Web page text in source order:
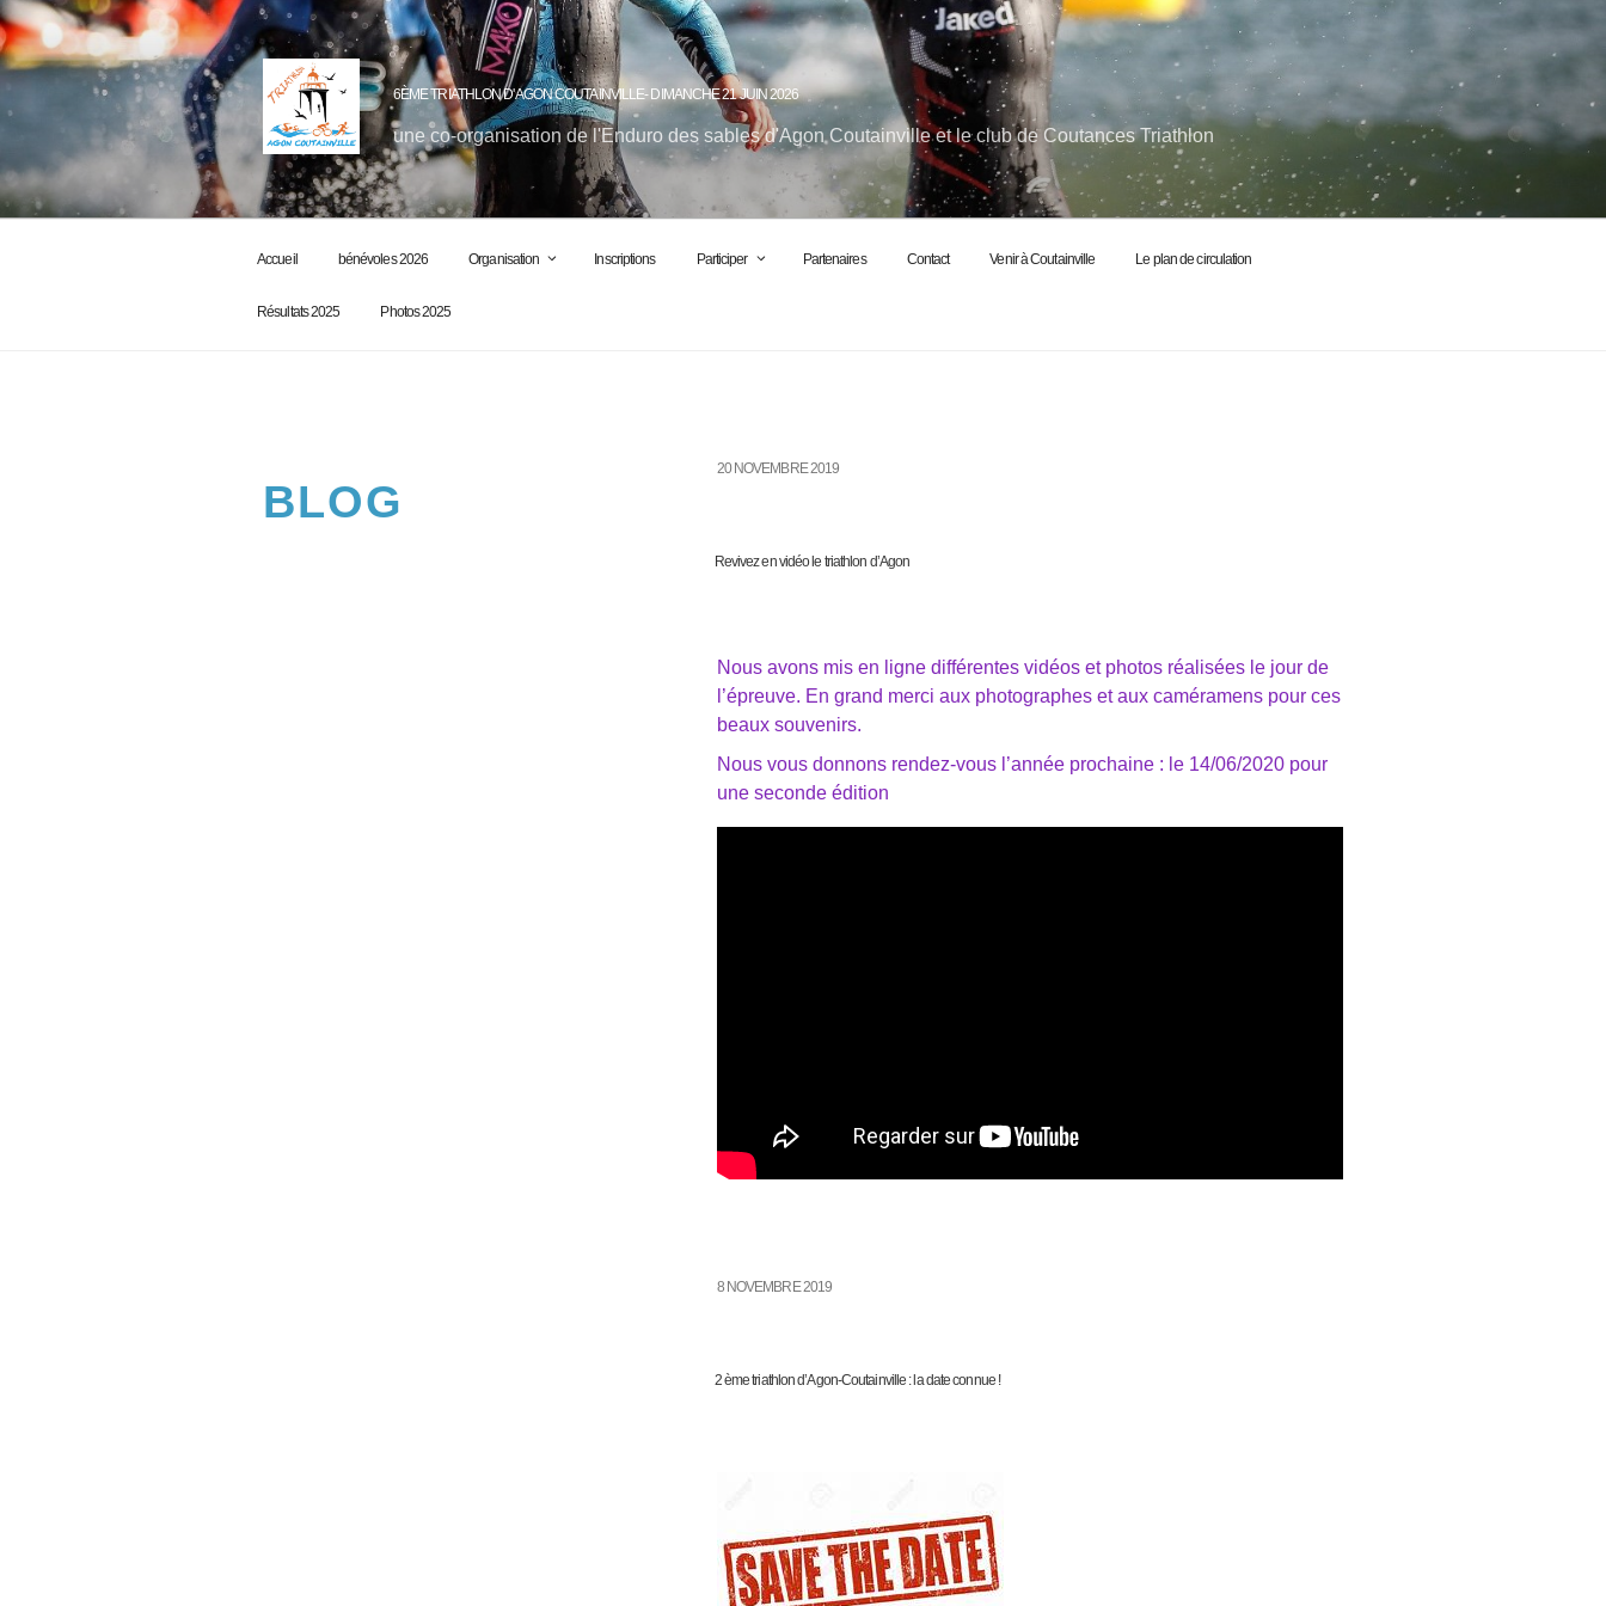
6ÈME TRIATHLON D'AGON COUTAINVILLE- DIMANCHE 21 JUIN 2026
une co-organisation de l'Enduro des sables d'Agon Coutainville et le club de Coutances Triathlon
Accueil bénévoles 2026 Organisation Inscriptions Participer Partenaires Contact Venir à Coutainville Le plan de circulation
Résultats 2025 Photos 2025
BLOG
20 NOVEMBRE 2019
Revivez en vidéo le triathlon d’Agon
Nous avons mis en ligne différentes vidéos et photos réalisées le jour de
l’épreuve. En grand merci aux photographes et aux caméramens pour ces
beaux souvenirs.
Nous vous donnons rendez-vous l’année prochaine : le 14/06/2020 pour
une seconde édition
8 NOVEMBRE 2019
2 ème triathlon d’Agon-Coutainville : la date connue !